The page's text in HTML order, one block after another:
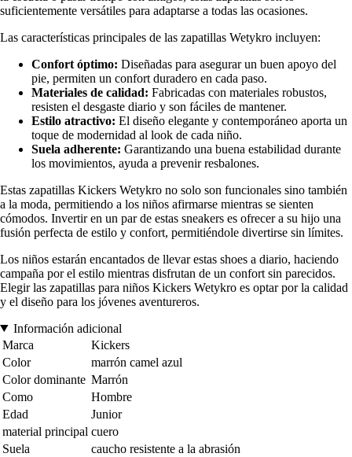
suficientemente versátiles para adaptarse a todas las ocasiones.
Las características principales de las zapatillas Wetykro incluyen:
Confort óptimo: Diseñadas para asegurar un buen apoyo del
pie, permiten un confort duradero en cada paso.
Materiales de calidad: Fabricadas con materiales robustos,
resisten el desgaste diario y son fáciles de mantener.
Estilo atractivo: El diseño elegante y contemporáneo aporta un
toque de modernidad al look de cada niño.
Suela adherente: Garantizando una buena estabilidad durante
los movimientos, ayuda a prevenir resbalones.
Estas zapatillas Kickers Wetykro no solo son funcionales sino también
a la moda, permitiendo a los niños afirmarse mientras se sienten
cómodos. Invertir en un par de estas sneakers es ofrecer a su hijo una
fusión perfecta de estilo y confort, permitiéndole divertirse sin límites.
Los niños estarán encantados de llevar estas shoes a diario, haciendo
campaña por el estilo mientras disfrutan de un confort sin parecidos.
Elegir las zapatillas para niños Kickers Wetykro es optar por la calidad
y el diseño para los jóvenes aventureros.
Información adicional
Marca
Kickers
Color
marrón camel azul
Color dominante Marrón
Como
Hombre
Edad
Junior
material principal cuero
Suela
caucho resistente a la abrasión